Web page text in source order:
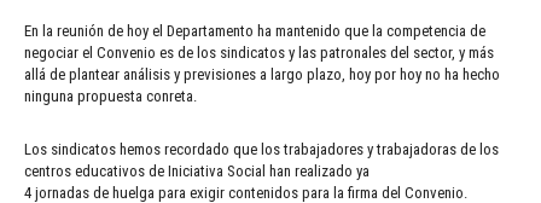
En la reunión de hoy el Departamento ha mantenido que la competencia de
negociar el Convenio es de los sindicatos y las patronales del sector, y más
allá de plantear análisis y previsiones a largo plazo, hoy por hoy no ha hecho
ninguna propuesta conreta.
Los sindicatos hemos recordado que los trabajadores y trabajadoras de los
centros educativos de Iniciativa Social han realizado ya
4 jornadas de huelga para exigir contenidos para la firma del Convenio.